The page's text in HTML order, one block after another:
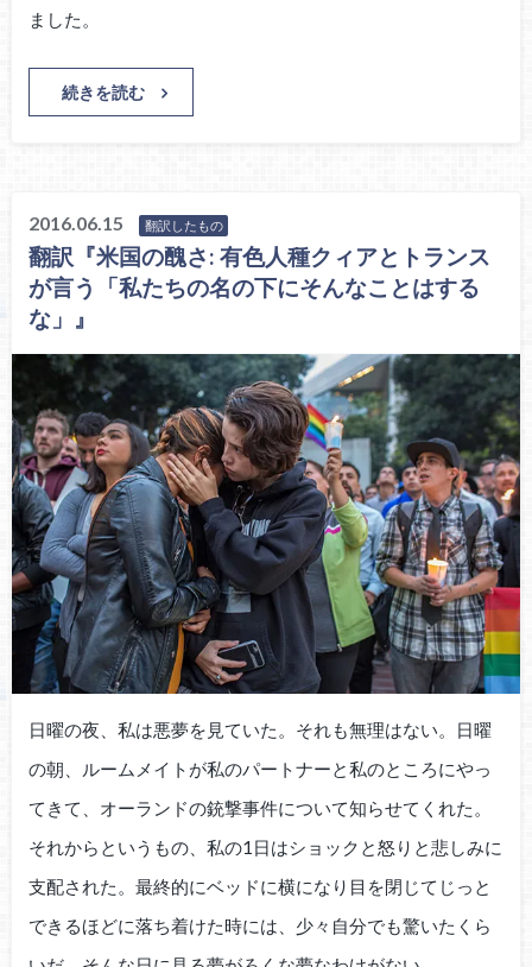
ました。
続きを読む
2016.06.15 翻訳したもの
翻訳『米国の醜さ: 有色人種クィアとトランス
が言う「私たちの名の下にそんなことはする
な」』
日曜の夜、私は悪夢を見ていた。それも無理はない。日曜
の朝、ルームメイトが私のパートナーと私のところにやっ
てきて、オーランドの銃撃事件について知らせてくれた。
それからというもの、私の1日はショックと怒りと悲しみに
支配された。最終的にベッドに横になり目を閉じてじっと
できるほどに落ち着けた時には、少々自分でも驚いたくら